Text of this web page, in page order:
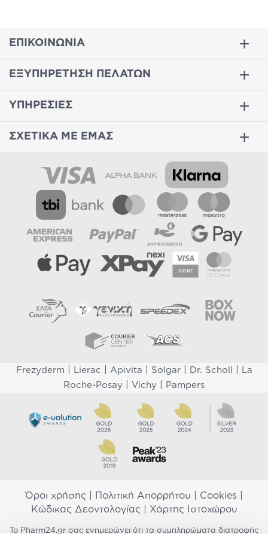
ΕΠΙΚΟΙΝΩΝΙΑ
ΕΞΥΠΗΡΕΤΗΣΗ ΠΕΛΑΤΩΝ
ΥΠΗΡΕΣΙΕΣ
ΣΧΕΤΙΚΑ ΜΕ ΕΜΑΣ
Frezyderm Lierac Apivita Solgar| Dr. Scholl
La
Roche-Posay
Vichy Pampers
Όροι χρήσης Πολιτική Απορρήτου Cookies
Κώδικας Δεοντολογίας| Χάρτης Ιστοχώρου
Το Pharm24.gr σας ενημερώνει ότι τα συμπληρώματα διατροφής